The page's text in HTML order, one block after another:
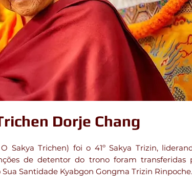
Dorje Chang
Sakya Trichen) foi o 41º Sakya Trizin,
de detentor do trono foram transferidas
Santidade Kyabgon Gongma Trizin Rinpoche.